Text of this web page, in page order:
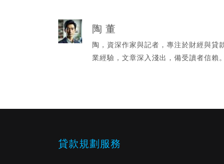
陶 董
陶，資深作家與記者，專注於財經與貸
業經驗，文章深入淺出，備受讀者信賴。
貸款規劃服務